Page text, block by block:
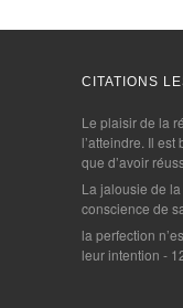
CITATIONS
Le plaisir de la
l’atteindre. Il
que d’avoir
La jalousie de la
conscience de
la perfection
leur intention -